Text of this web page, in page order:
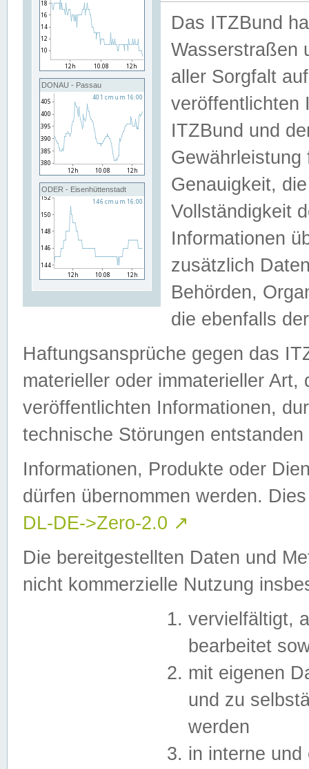
DONAU - Passau
ODER - Eisenhüttenstadt
Das ITZBund
Wasserstraßen
aller Sorgfalt
veröffentlichten
ITZBund und
Genauigkeit,
Vollständigkeit
Informationen
zusätzlich
Behörden,
die ebenfalls
Haftungsansprüche gegen das
materieller oder immaterieller
veröffentlichten Informationen,
technische Störungen
Informationen, Produkte oder
dürfen übernommen werden.
DL-DE->Zero-2.0 ↗
Die bereitgestellten Daten und
nicht kommerzielle Nutzung
vervielfältigt,
bearbeitet
mit eigenen
und zu
werden
in interne